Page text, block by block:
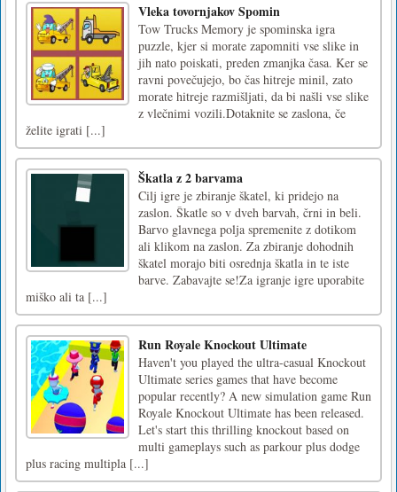
Vleka tovornjakov Spomin
Tow Trucks Memory je spominska igra
puzzle, kjer si morate zapomniti vse slike in
jih nato poiskati, preden zmanjka časa. Ker se
ravni povečujejo, bo čas hitreje minil, zato
morate hitreje razmišljati, da bi našli vse slike
z vlečnimi vozili.Dotaknite se zaslona, če
želite igrati [...]
Škatla z 2 barvama
Cilj igre je zbiranje škatel, ki pridejo na
zaslon. Škatle so v dveh barvah, črni in beli.
Barvo glavnega polja spremenite z dotikom
ali klikom na zaslon. Za zbiranje dohodnih
škatel morajo biti osrednja škatla in te iste
barve. Zabavajte se!Za igranje igre uporabite
miško ali ta [...]
Run Royale Knockout Ultimate
Haven't you played the ultra-casual Knockout
Ultimate series games that have become
popular recently? A new simulation game Run
Royale Knockout Ultimate has been released.
Let's start this thrilling knockout based on
multi gameplays such as parkour plus dodge
plus racing multipla [...]